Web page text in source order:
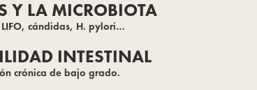
Y LA MICROBIOTA
cándidas, H. pylori…
INTESTINAL
crónica de bajo grado.